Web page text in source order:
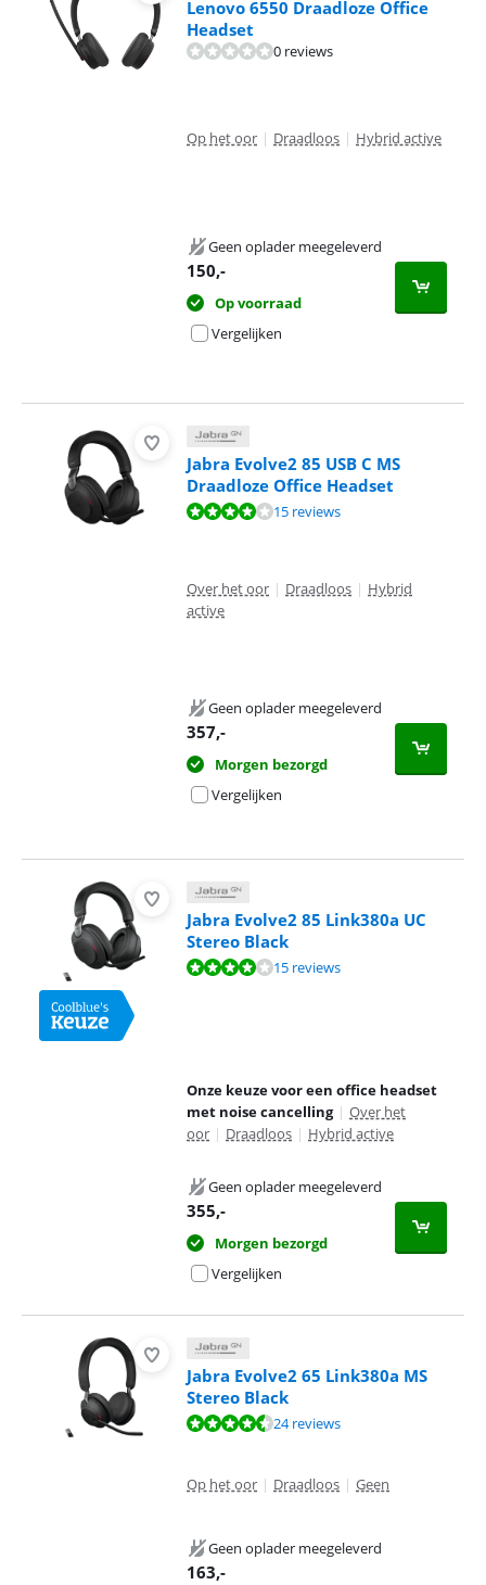
Lenovo 6550 Draadloze Office
Headset
0 reviews
Op het oor | Draadloos | Hybrid active
Geen oplader meegeleverd
150,-
Op voorraad
Vergelijken
Jabra Evolve2 85 USB C MS
Draadloze Office Headset
Beoordeling is 8,3 van de 10, gebaseerd op 15 reviews.
15 reviews
Over het oor | Draadloos | Hybrid
active
Geen oplader meegeleverd
357,-
Morgen bezorgd
Vergelijken
Jabra Evolve2 85 Link380a UC
Stereo Black
Beoordeling is 8,3 van de 10, gebaseerd op 15 reviews.
15 reviews
Onze keuze voor een office headset
met noise cancelling | Over het
oor | Draadloos | Hybrid active
Geen oplader meegeleverd
355,-
Morgen bezorgd
Vergelijken
Jabra Evolve2 65 Link380a MS
Stereo Black
Beoordeling is 8,9 van de 10, gebaseerd op 24 reviews.
24 reviews
Op het oor | Draadloos | Geen
Geen oplader meegeleverd
163,-